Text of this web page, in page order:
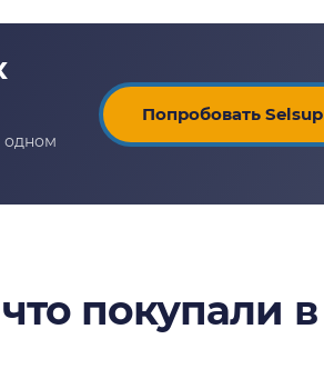
Попробовать Selsup
покупали в